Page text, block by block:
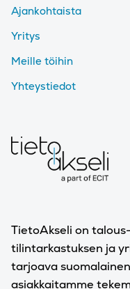
TietoAkseli on
tilintarkastuksen ja
tarjoava
asiakkaitamme
Ajankohtaista
Yritys
Meille töihin
Yhteystiedot